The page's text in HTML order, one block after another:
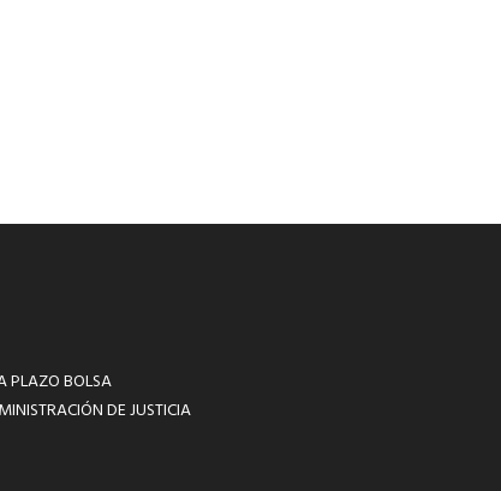
PLAZO BOLSA
DE JUSTICIA